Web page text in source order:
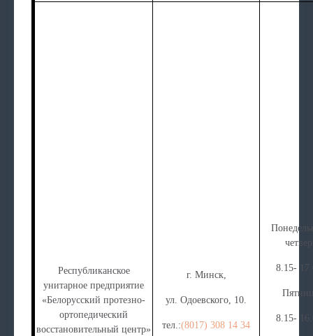
Республиканское
унитарное предприятие
«Белорусский протезно-
ортопедический
восстановительный центр»
г. Минск,
ул. Одоевского, 10.
тел.:(8017) 308 14 34
8.15-
8.15-